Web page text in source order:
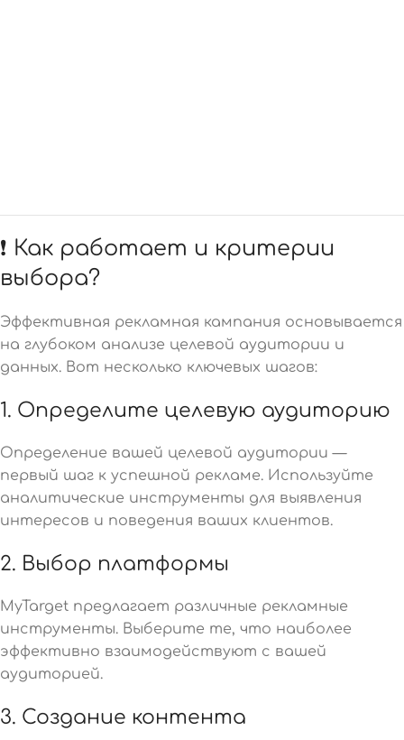
❗ Как работает и критерии
выбора?
Эффективная рекламная кампания основывается
на глубоком анализе целевой аудитории и
данных. Вот несколько ключевых шагов:
1. Определите целевую аудиторию
Определение вашей целевой аудитории —
первый шаг к успешной рекламе. Используйте
аналитические инструменты для выявления
интересов и поведения ваших клиентов.
2. Выбор платформы
MyTarget предлагает различные рекламные
инструменты. Выберите те, что наиболее
эффективно взаимодействуют с вашей
аудиторией.
3. Создание контента